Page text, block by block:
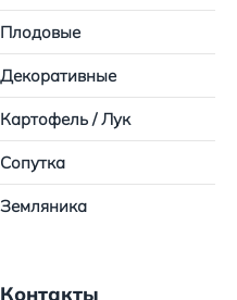
Плодовые
Декоративные
Картофель / Лук
Сопутка
Земляника
Контакты